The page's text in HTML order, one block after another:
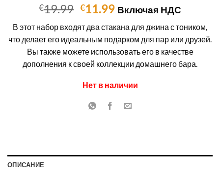
€19.99 Первоначальная
составляла
€19.99.
€11.99Текущая
€11.99.
Включая НДС
В этот набор входят два стакана для джина с тоником,
что делает его идеальным подарком для пар или друзей.
Вы также можете использовать его в качестве
дополнения к своей коллекции домашнего бара.
Нет в наличии
ОПИСАНИЕ